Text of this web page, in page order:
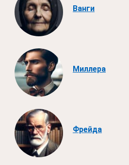
Ванги
Миллера
Фрейда